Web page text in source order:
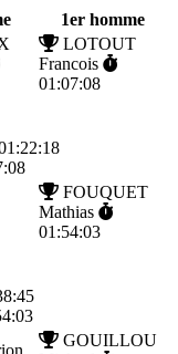
1er homme
LOTOUT
Francois
01:07:08
FOUQUET
Mathias
01:54:03
GOUILLOU